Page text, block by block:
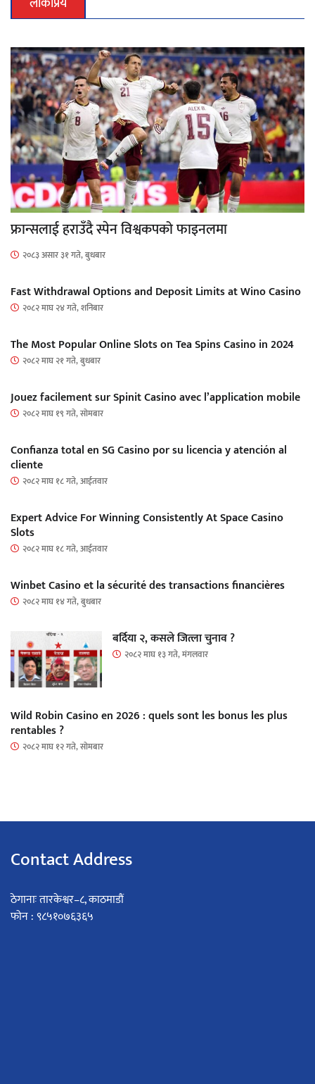
फ्रान्सलाई हराउँदै स्पेन विश्वकपको फाइनलमा
२०८३ असार ३१ गते, बुधबार
Fast Withdrawal Options and Deposit Limits at Wino Casino
२०८२ माघ २४ गते, शनिबार
The Most Popular Online Slots on Tea Spins Casino in 2024
२०८२ माघ २१ गते, बुधबार
Jouez facilement sur Spinit Casino avec l’application mobile
२०८२ माघ १९ गते, सोमबार
Confianza total en SG Casino por su licencia y atención al
cliente
२०८२ माघ १८ गते, आईतवार
Expert Advice For Winning Consistently At Space Casino
Slots
२०८२ माघ १८ गते, आईतवार
Winbet Casino et la sécurité des transactions financières
२०८२ माघ १४ गते, बुधबार
बर्दिया २, कसले जित्ला चुनाव ?
२०८२ माघ १३ गते, मंगलवार
Wild Robin Casino en 2026 : quels sont les bonus les plus
rentables ?
२०८२ माघ १२ गते, सोमबार
Contact Address
ठेगानाः तारकेश्वर–८, काठमाडौं
फोन : ९८५१०७६३६५